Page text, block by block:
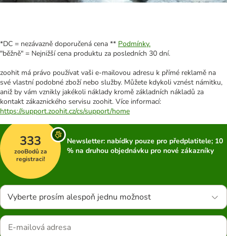
*DC = nezávazně doporučená cena ** Podmínky.
"běžně" = Nejnižší cena produktu za posledních 30 dní.
zoohit má právo používat vaši e-mailovou adresu k přímé reklamě na
své vlastní podobné zboží nebo služby. Můžete kdykoli vznést námitku,
aniž by vám vznikly jakékoli náklady kromě základních nákladů za
kontakt zákaznického servisu zoohit. Více informací:
https://support.zoohit.cz/cs/support/home
333
zooBodů za
registraci!
Newsletter: nabídky pouze pro předplatitele; 10
% na druhou objednávku pro nové zákazníky
Vyberte prosím alespoň jednu možnost